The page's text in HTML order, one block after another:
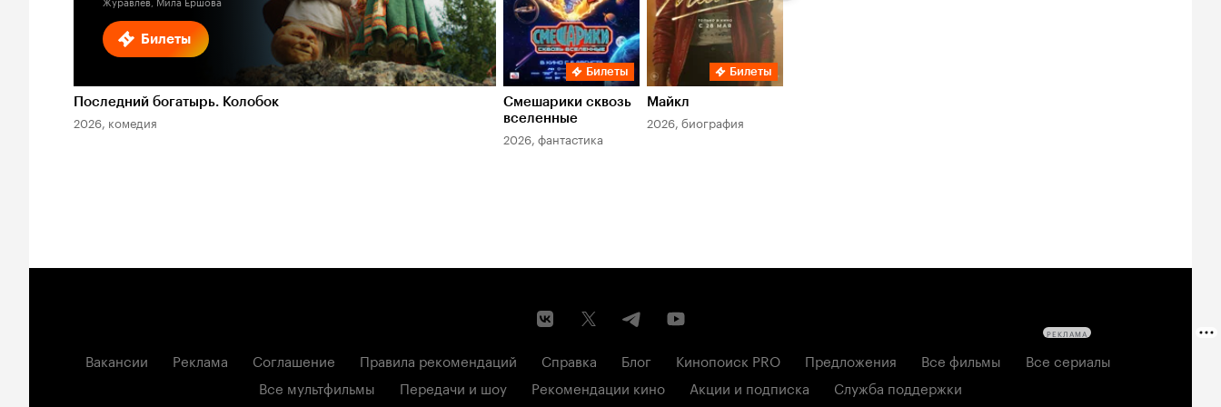
Билеты
Последний богатырь. Колобок
2026, комедия
Билеты
Смешарики сквозь
вселенные
2026, фантастика
Билеты
Майкл
2026, биография
Вакансии Реклама Соглашение Правила рекомендаций Справка Блог Кинопоиск PRO Предложения Все фильмы
Все сериалы
Все мультфильмы
Передачи и шоу Рекомендации кино Акции и подписка Служба поддержки
РЕКЛАМА